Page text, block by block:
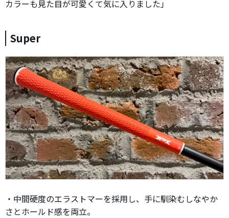
カラーも見た目が可愛くて気に入りました」
Super
・中間硬度のエラストマーを採用し、手に馴染むしなやか
さとホールド感を両立。